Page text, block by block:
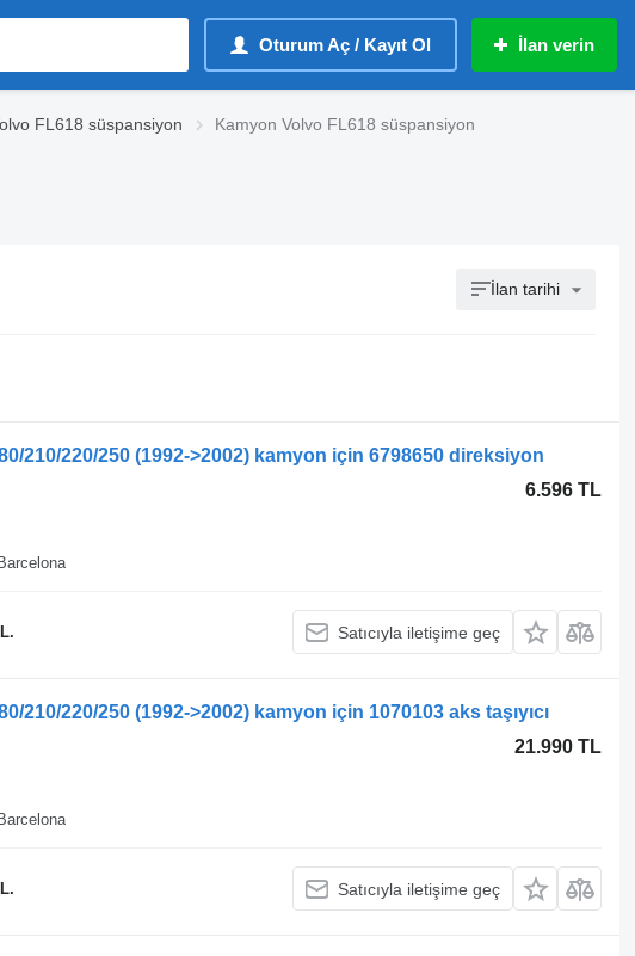
Oturum Aç / Kayıt Ol İlan verin
FL618 süspansiyon Kamyon Volvo FL618 süspansiyon
İlan tarihi
210/220/250 (1992->2002) kamyon için 6798650 direksiyon
6.596 TL
Satıcıyla iletişime geç
210/220/250 (1992->2002) kamyon için 1070103 aks taşıyıcı
21.990 TL
Satıcıyla iletişime geç